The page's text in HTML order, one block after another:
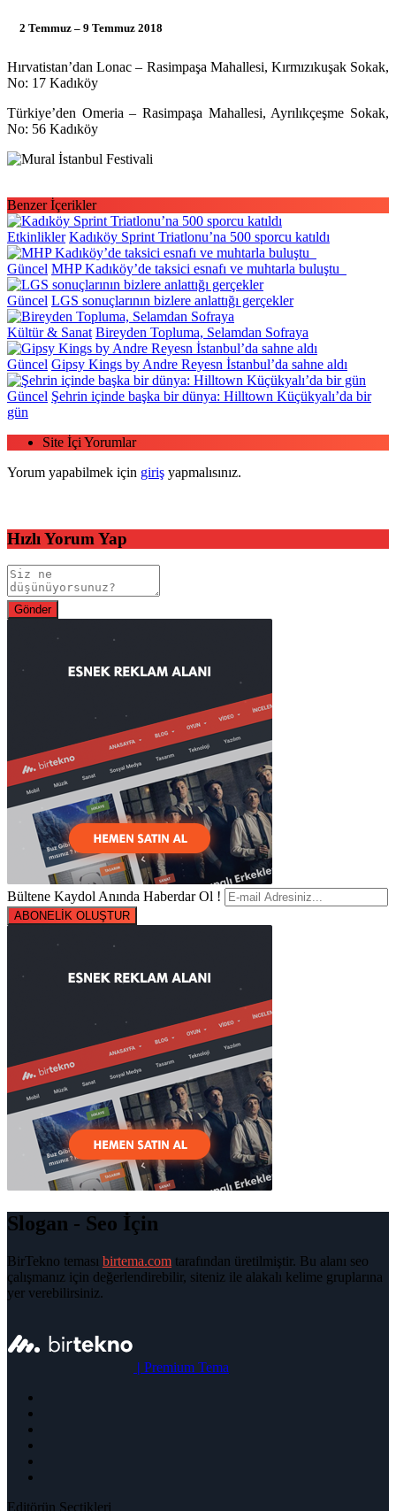
2 Temmuz – 9 Temmuz 2018
Hırvatistan’dan Lonac – Rasimpaşa Mahallesi, Kırmızıkuşak Sokak,
No: 17 Kadıköy
Türkiye’den Omeria – Rasimpaşa Mahallesi, Ayrılıkçeşme Sokak,
No: 56 Kadıköy
Benzer İçerikler
Etkinlikler Kadıköy Sprint Triatlonu’na 500 sporcu katıldı
Güncel MHP Kadıköy’de taksici esnafı ve muhtarla buluştu
Güncel LGS sonuçlarının bizlere anlattığı gerçekler
Kültür & Sanat Bireyden Topluma, Selamdan Sofraya
Güncel Gipsy Kings by Andre Reyesn İstanbul’da sahne aldı
Güncel Şehrin içinde başka bir dünya: Hilltown Küçükyalı’da bir
gün
Site İçi Yorumlar
Yorum yapabilmek için giriş yapmalısınız.
Hızlı Yorum Yap
Bültene Kaydol Anında Haberdar Ol !
ABONELİK OLUŞTUR
Slogan - Seo İçin
BirTekno teması birtema.com tarafından üretilmiştir. Bu alanı seo
çalışmanız için değerlendirebilir, siteniz ile alakalı kelime gruplarına
yer verebilirsiniz.
| Premium Tema
Editörün Seçtikleri